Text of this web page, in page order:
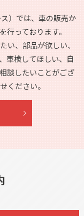
）では、 車の販売か
行っております。
い、部品が欲しい、
車検してほしい、自
談したいことがござ
ください。